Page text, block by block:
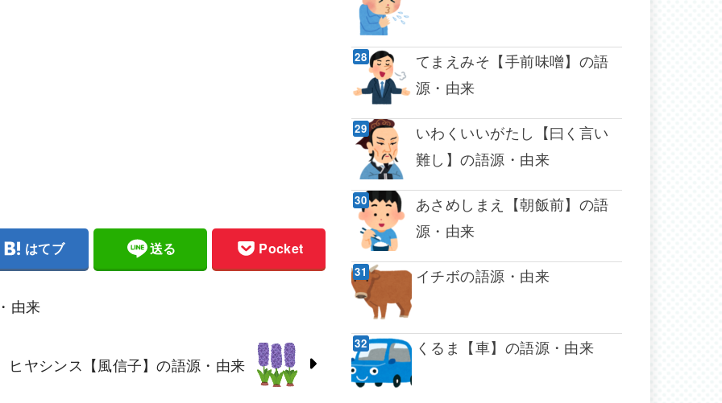
はてブ 送る Pocket
由来
ヒヤシンス【風信子】の語源・由来
てまえみそ【手前味噌】の語
源・由来
いわくいいがたし【曰く言い
難し】の語源・由来
あさめしまえ【朝飯前】の語
源・由来
イチボの語源・由来
くるま【車】の語源・由来